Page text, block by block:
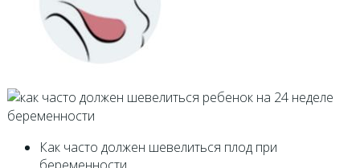
Как часто должен шевелиться плод при